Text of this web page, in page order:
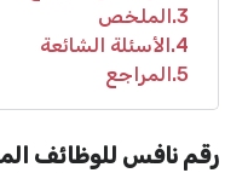
3 الملخص
4 الأسئلة الشائعة
5 المراجع
رقم نافس للوظائف